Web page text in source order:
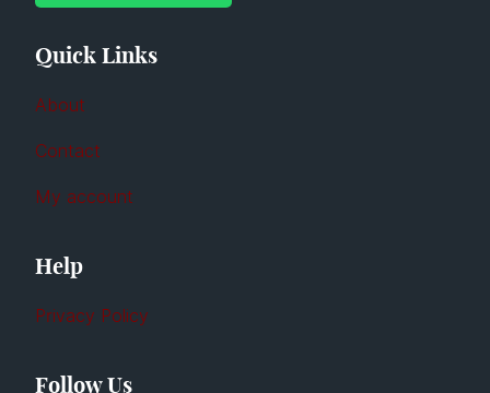
Quick Links
About
Contact
My account
Help
Privacy Policy
Follow Us